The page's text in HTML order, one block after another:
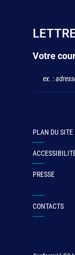
Votre
PLAN DU SITE
PRESSE
CONTACTS